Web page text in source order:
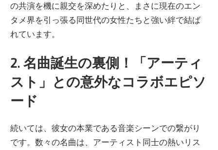
の共演を機に親交を深めたりと、まさに現在のエン
タメ界を引っ張る同世代の女性たちと強い絆で結ば
れています。
2. 名曲誕生の裏側！「アーティ
スト」との意外なコラボエピソ
ード
続いては、彼女の本業である音楽シーンでの繋がり
です。数々の名曲は、アーティスト同士の熱いリス